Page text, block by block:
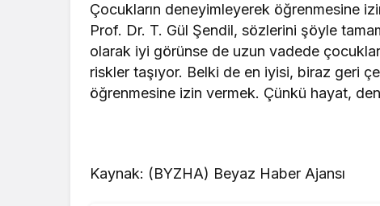
Çocukların deneyimleyerek öğrenmesine
Prof. Dr. T. Gül Şendil, sözlerini şöyle
olarak iyi görünse de uzun vadede
riskler taşıyor. Belki de en iyisi, biraz geri
öğrenmesine izin vermek. Çünkü hayat,
Kaynak: (BYZHA) Beyaz Haber Ajansı